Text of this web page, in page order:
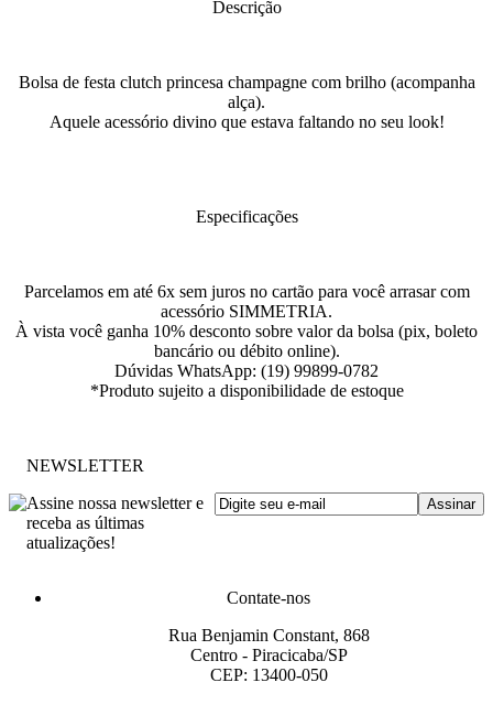
Descrição
Bolsa de festa clutch princesa champagne com brilho (acompanha
alça).
Aquele acessório divino que estava faltando no seu look!
Especificações
Parcelamos em até 6x sem juros no cartão para você arrasar com
acessório SIMMETRIA.
À vista você ganha 10% desconto sobre valor da bolsa (pix, boleto
bancário ou débito online).
Dúvidas WhatsApp: (19) 99899-0782
*Produto sujeito a disponibilidade de estoque
NEWSLETTER
Assine nossa newsletter e
receba as últimas
atualizações!
Contate-nos
Rua Benjamin Constant, 868
Centro - Piracicaba/SP
CEP: 13400-050